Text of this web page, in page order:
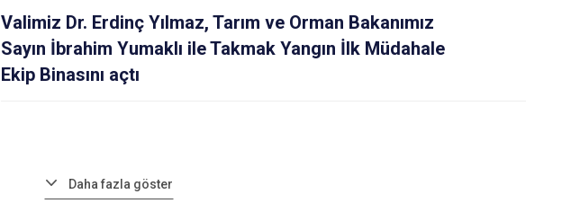
Valimiz Dr. Erdinç Yılmaz, Tarım ve Orman Bakanımız
Sayın İbrahim Yumaklı ile Takmak Yangın İlk Müdahale
Ekip Binasını açtı
Daha fazla göster